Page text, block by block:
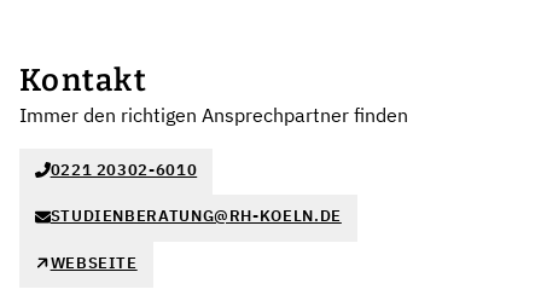
Kontakt
Immer den richtigen Ansprechpartner finden
0221 20302-6010
STUDIENBERATUNG@RH-KOELN.DE
WEBSEITE